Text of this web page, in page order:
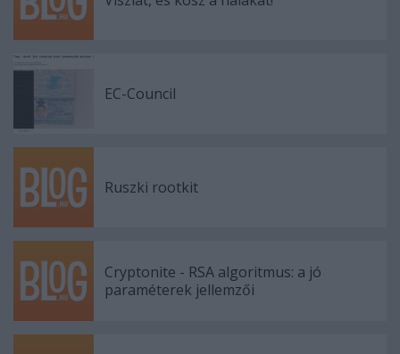
EC-Council
Ruszki rootkit
Cryptonite - RSA algoritmus: a jó
paraméterek jellemzői